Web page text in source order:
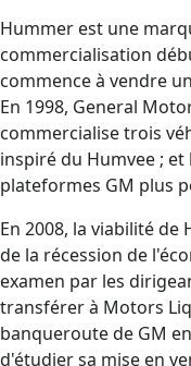
Hummer est une
commercialisation
commence à vendre
En 1998, General
commercialise trois
inspiré du Humvee ; et
plateformes GM plus
En 2008, la viabilité
de la récession de
examen par les
transférer à Motors
banqueroute de GM
d'étudier sa mise en